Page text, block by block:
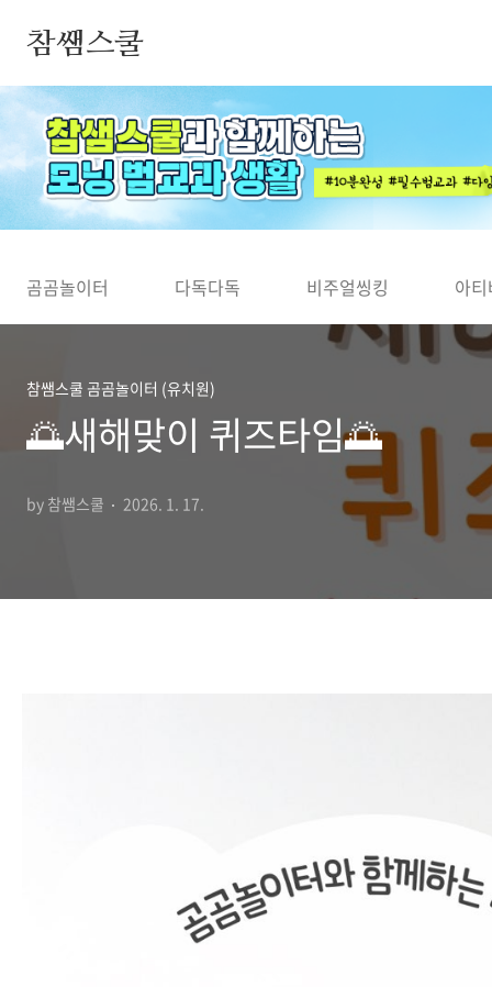
참쌤스쿨
◀
곰곰놀이터 다독다독 비주얼씽킹 아
참쌤스쿨 곰곰놀이터 (유치원)
🌅새해맞이 퀴즈타임🌅
by 참쌤스쿨 2026. 1. 17.